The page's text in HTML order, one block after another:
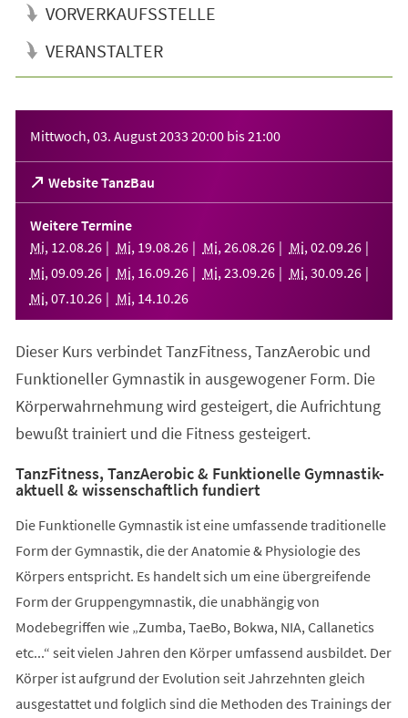
VORVERKAUFSSTELLE
VERANSTALTER
Mittwoch, 03. August 2033 20:00 bis21:00
Website TanzBau
(Öffnet
in
einem
neuen
Tab)
Weitere Termine
Mi, 12.08.26 Mi, 19.08.26 Mi, 26.08.26 Mi, 02.09.26
Mi, 09.09.26 Mi, 16.09.26 Mi, 23.09.26 Mi, 30.09.26
Mi, 07.10.26 Mi, 14.10.26
Dieser Kurs verbindet TanzFitness, TanzAerobic und
Funktioneller Gymnastik in ausgewogener Form. Die
Körperwahrnehmung wird gesteigert, die Aufrichtung
bewußt trainiert und die Fitness gesteigert.
TanzFitness, TanzAerobic & Funktionelle Gymnastik-
aktuell & wissenschaftlich fundiert
Die Funktionelle Gymnastik ist eine umfassende traditionelle
Form der Gymnastik, die der Anatomie & Physiologie des
Körpers entspricht. Es handelt sich um eine übergreifende
Form der Gruppengymnastik, die unabhängig von
Modebegriffen wie „Zumba, TaeBo, Bokwa, NIA, Callanetics
etc...“ seit vielen Jahren den Körper umfassend ausbildet. Der
Körper ist aufgrund der Evolution seit Jahrzehnten gleich
ausgestattet und folglich sind die Methoden des Trainings der